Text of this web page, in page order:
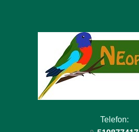
Telefon: